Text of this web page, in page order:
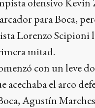
para Boca,
Lorenzo Scipioni
mitad.
con un leve
acechaba el arco
Agustín